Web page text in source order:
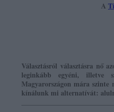
A
Választásról választásra nő
leginkább egyéni, illetve
Magyarországon mára
kínálunk mi alternatívát: